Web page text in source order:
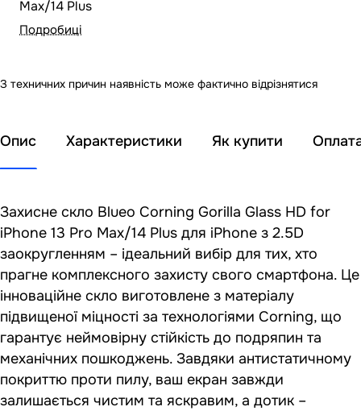
Max/14 Plus
Подробиці
З техничних причин наявність може фактично відрізнятися
Опис Характеристики Як купити
Захисне скло Blueo Corning Gorilla Glass HD for
iPhone 13 Pro Max/14 Plus для iPhone з 2.5D
заокругленням – ідеальний вибір для тих, хто
прагне комплексного захисту свого смартфона. Це
інноваційне скло виготовлене з матеріалу
підвищеної міцності за технологіями Corning, що
гарантує неймовірну стійкість до подряпин та
механічних пошкоджень. Завдяки антистатичному
покриттю проти пилу, ваш екран завжди
залишається чистим та яскравим, а дотик –